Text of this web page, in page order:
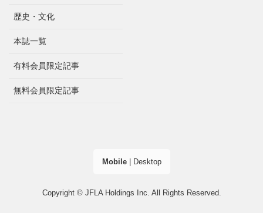
歴史・文化
本誌一覧
有料会員限定記事
無料会員限定記事
Mobile| Desktop
Copyright © JFLA Holdings Inc. All Rights Reserved.